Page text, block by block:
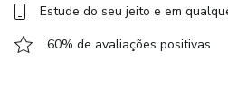
Estude do seu jeito e em
60% de avaliações positivas